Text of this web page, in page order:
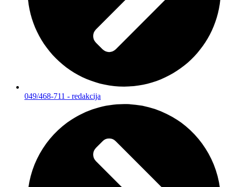
049/468-711 - redakcija